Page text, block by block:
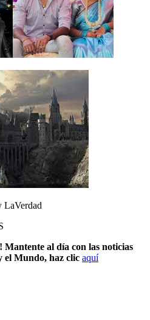
LaVerdad
Mantente al día con las noticias
el Mundo, haz clic aquí